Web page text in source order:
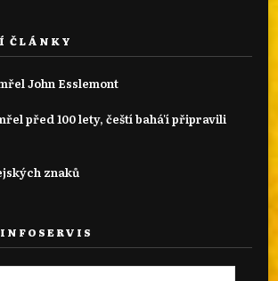
ČLÁNKY
John Esslemont
před 100 lety, čeští bahá'í připravili
znaků